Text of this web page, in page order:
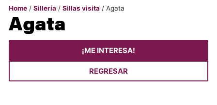
Home/ Sillería / Sillas visita / Agata
Agata
¡ME INTERESA!
REGRESAR